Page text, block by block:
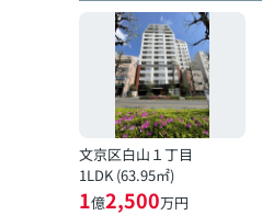
文京区白山１丁目
1LDK (63.95㎡)
1億2,500万円